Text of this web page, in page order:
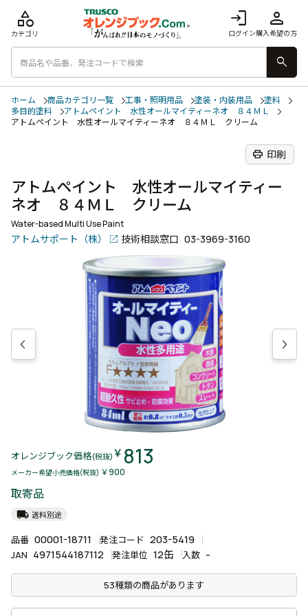
login
ログイン
person
購入希望の方
category
カテゴリ
search
ホーム 商品カテゴリ一覧 工事・照明用品 塗装・内装用品
塗料
多目的塗料
アトムペイント 水性オールマイティーネオ ８４ＭＬ
アトムペイント 水性オールマイティーネオ ８４ＭＬ クリーム
print 印刷
アトムペイント 水性オールマイティー
ネオ ８４ＭＬ クリーム
Water-based Multi Use Paint
アトムサポート（株） 技術相談窓口 03-3969-3160
オレンジブック価格(税抜) ￥ 813
メーカー希望小売価格(税抜) ￥900
取寄品
local_shipping 送料別途
品番 00001-18711 発注コード 203-5419
JAN 4971544187112 発注単位 12缶 入数 -
53種類の商品があります